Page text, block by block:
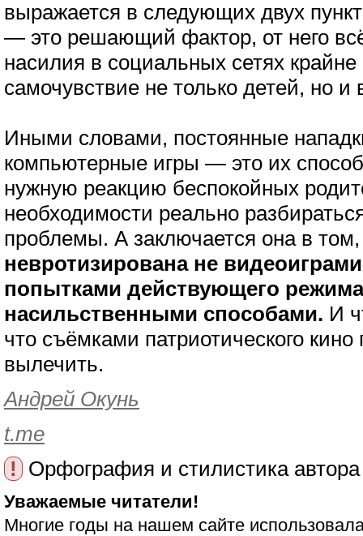
выражается в следующих двух
— это решающий фактор, от него
насилия в социальных сетях
самочувствие не только детей, но и
Иными словами, постоянные
компьютерные игры — это их
нужную реакцию беспокойных
необходимости реально
проблемы. А заключается она в
невротизирована не
попытками действующего
насильственными способами. И
что съёмками патриотического
вылечить.
Андрей Окунь
t.me
!
Орфография и стилистика
Уважаемые читатели!
Многие годы на нашем сайте